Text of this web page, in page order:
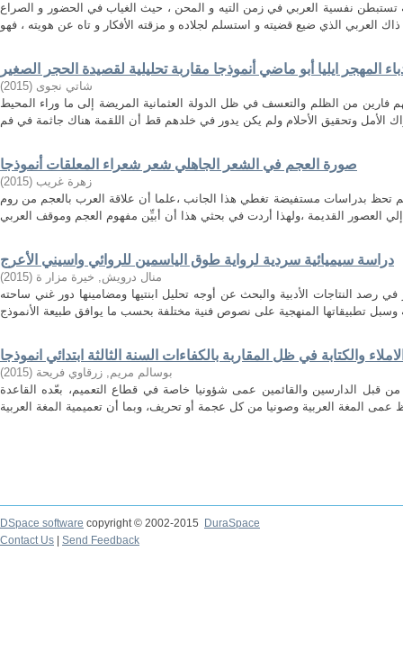
تستبطن نفسية العربي في زمن التيه و المحن ، حيث الغياب في الحضور و الصراع
المهجر ايليا أبو ماضي أنموذجا مقاربة تحليلية لقصيدة الحجر الصغير
شاتي نجوى (
2015
)
فارين من الظلم والتعسف في ظل الدولة العثمانية المريضة إلى ما وراء المحيط
صورة العجم في الشعر الجاهلي شعر شعراء المعلقات أنموذجا
زهرة غريب (
2015
)
تحظ بدراسات مستفيضة تغطي هذا الجانب ،علما أن علاقة العرب بالعجم من روم
دراسة سيميائية سردية لرواية طوق الياسمين للروائي واسيني الأعرج
منال درويش, خيرة مزار ة (
2015
)
رصد النتاجات الأدبية والبحث عن أوجه تحليل ابنتيها ومضامينها دور غني ساحته
والكتابة في ظل المقاربة بالكفاءات السنة الثالثة ابتدائي انموذجا
بوسالم مريم, زرقاوي فريحة (
2015
)
من قبل الدارسين والقائمين عمى شؤونيا خاصة في قطاع التعميم، بعّده القاعدة
DSpace software copyright © 2002-2015
DuraSpace
Contact Us
Send Feedback